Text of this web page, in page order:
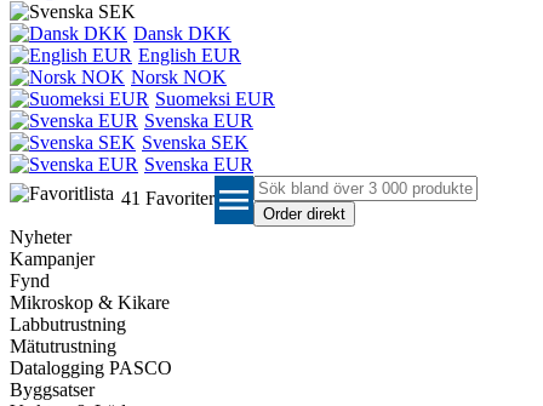
Dansk DKK
English EUR
Norsk NOK
Suomeksi EUR
Svenska EUR
Svenska SEK
Svenska EUR
41 Favoriter menu
Nyheter
Kampanjer
Fynd
Mikroskop & Kikare
Labbutrustning
Mätutrustning
Datalogging PASCO
Byggsatser